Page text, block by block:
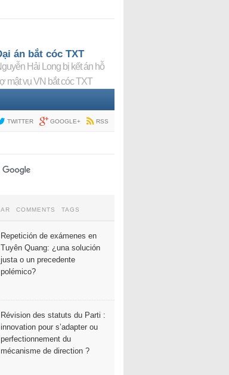
án bắt cóc TXT
Hải Long bị kết án hỗ
mật vụ VN bắt cóc TXT
TWITTER GOOGLE+ RSS
COMMENTS TAGS
Repetición de exámenes en
Tuyên Quang: ¿una solución
justa o un precedente
polémico?
Révision des statuts du Parti :
innovation pour s’adapter ou
perfectionnement du
mécanisme de direction ?